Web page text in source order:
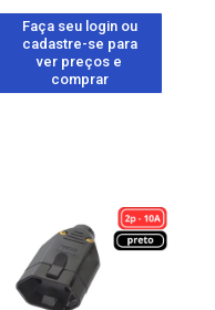
Faça seu login ou
cadastre-se para
ver preços e
comprar